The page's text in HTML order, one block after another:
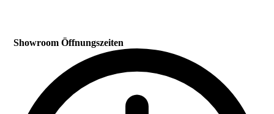
Showroom Öffnungszeiten